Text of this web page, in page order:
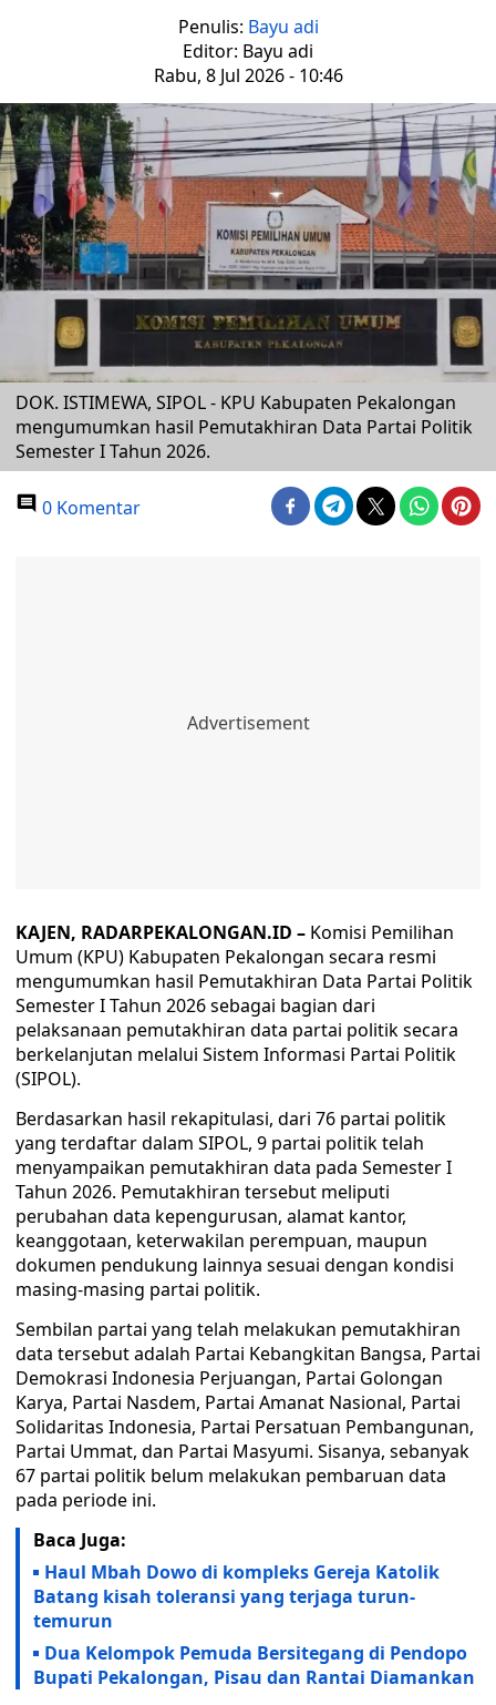
Penulis: Bayu adi
Editor: Bayu adi
Rabu, 8 Jul 2026 - 10:46
DOK. ISTIMEWA, SIPOL - KPU Kabupaten Pekalongan
mengumumkan hasil Pemutakhiran Data Partai Politik
Semester I Tahun 2026.
0 Komentar
KAJEN, RADARPEKALONGAN.ID – Komisi Pemilihan
Umum (KPU) Kabupaten Pekalongan secara resmi
mengumumkan hasil Pemutakhiran Data Partai Politik
Semester I Tahun 2026 sebagai bagian dari
pelaksanaan pemutakhiran data partai politik secara
berkelanjutan melalui Sistem Informasi Partai Politik
(SIPOL).
Berdasarkan hasil rekapitulasi, dari 76 partai politik
yang terdaftar dalam SIPOL, 9 partai politik telah
menyampaikan pemutakhiran data pada Semester I
Tahun 2026. Pemutakhiran tersebut meliputi
perubahan data kepengurusan, alamat kantor,
keanggotaan, keterwakilan perempuan, maupun
dokumen pendukung lainnya sesuai dengan kondisi
masing-masing partai politik.
Sembilan partai yang telah melakukan pemutakhiran
data tersebut adalah Partai Kebangkitan Bangsa, Partai
Demokrasi Indonesia Perjuangan, Partai Golongan
Karya, Partai Nasdem, Partai Amanat Nasional, Partai
Solidaritas Indonesia, Partai Persatuan Pembangunan,
Partai Ummat, dan Partai Masyumi. Sisanya, sebanyak
67 partai politik belum melakukan pembaruan data
pada periode ini.
Baca Juga:
Haul Mbah Dowo di kompleks Gereja Katolik
Batang kisah toleransi yang terjaga turun-
temurun
Dua Kelompok Pemuda Bersitegang di Pendopo
Bupati Pekalongan, Pisau dan Rantai Diamankan